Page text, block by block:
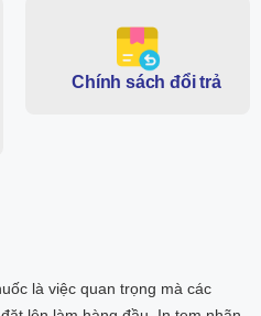
Chính sách đổi trả
là việc quan trọng mà các